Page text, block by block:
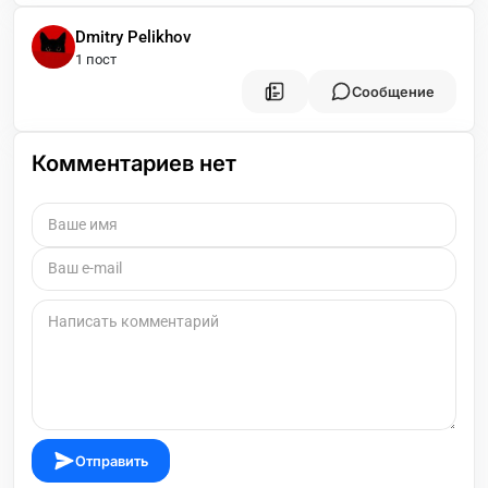
Dmitry Pelikhov
1 пост
Сообщение
Комментариев нет
Отправить